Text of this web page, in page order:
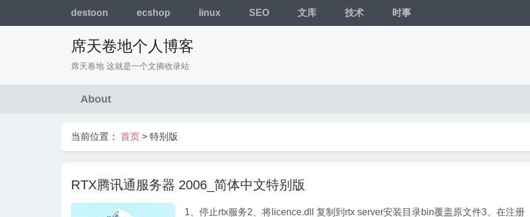
destoon ecshop linux SEO 文库 技术 时事
席天卷地个人博客
席天卷地 这就是一个文摘收录站
About
当前位置： 首页 > 特别版
RTX腾讯通服务器 2006_简体中文特别版
1、停止rtx服务2、将licence.dll 复制到rtx server安装目录bin覆盖原文件3、在注册